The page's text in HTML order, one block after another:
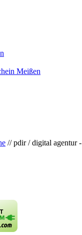
Meißen
// pdir / digital agentur -